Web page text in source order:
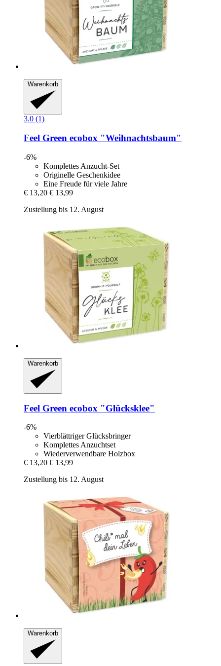
Warenkorb
3.0 (1)
Feel Green ecobox "Weihnachtsbaum"
-6%
Komplettes Anzucht-Set
Originelle Geschenkidee
Eine Freude für viele Jahre
€ 13,20 € 13,99
Zustellung bis 12. August
Warenkorb
Feel Green ecobox "Glücksklee"
-6%
Vierblättriger Glücksbringer
Komplettes Anzuchtset
Wiederverwendbare Holzbox
€ 13,20 € 13,99
Zustellung bis 12. August
Warenkorb